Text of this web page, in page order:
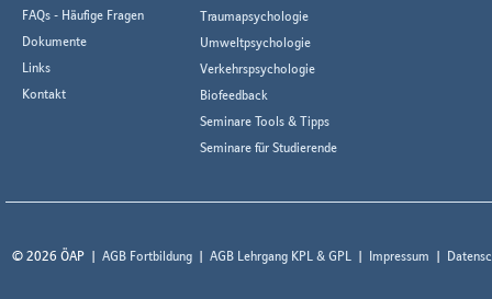
FAQs - Häufige Fragen
Dokumente
Links
Kontakt
Traumapsychologie
Umweltpsychologie
Verkehrspsychologie
Biofeedback
Seminare Tools & Tipps
Seminare für Studierende
© 2026 ÖAP AGB Fortbildung AGB Lehrgang KPL & GPL Impressum